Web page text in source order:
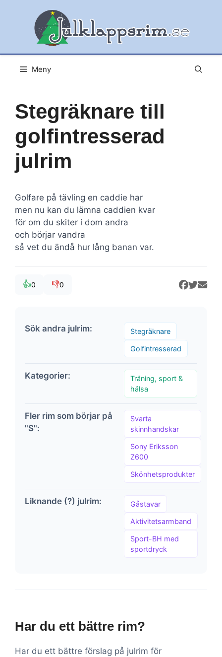
Meny
Stegräknare till
golfintresserad
julrim
Golfare på tävling en caddie har
men nu kan du lämna caddien kvar
för om du skiter i dom andra
och börjar vandra
så vet du ändå hur lång banan var.
👍0 👎0
Sök andra julrim: Stegräknare
Golfintresserad
Kategorier:
Träning, sport &
hälsa
Fler rim som börjar på
"S":
Svarta
skinnhandskar
Sony Eriksson
Z600
Skönhetsprodukter
Liknande (?) julrim: Gåstavar
Aktivitetsarmband
Sport-BH med
sportdryck
Har du ett bättre rim?
Har du ett bättre förslag på julrim för